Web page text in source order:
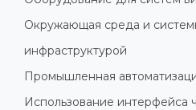
Окружающая среда и
инфраструктурой
Промышленная
Использование интерфейса